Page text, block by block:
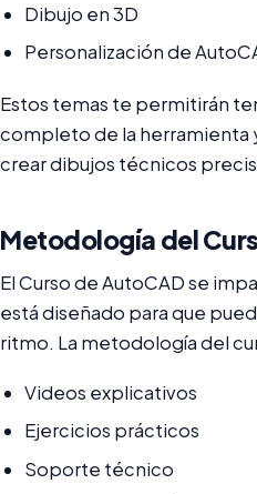
Dibujo en 3D
Personalización de
Estos temas te permitirán
completo de la herramienta
crear dibujos técnicos
Metodología del
El Curso de AutoCAD se
está diseñado para que
ritmo. La metodología del
Videos explicativos
Ejercicios prácticos
Soporte técnico